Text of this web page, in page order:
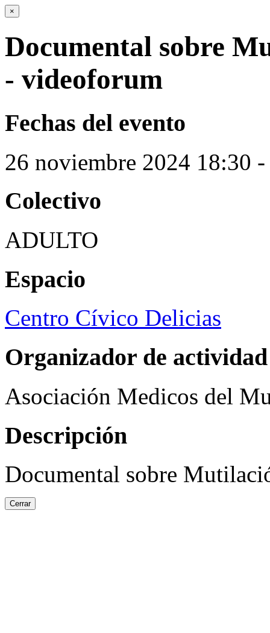
×
Documental sobre
- videoforum
Fechas del evento
26 noviembre 2024 18:30
Colectivo
ADULTO
Espacio
Centro Cívico Delicias
Organizador de actividad
Asociación Medicos del
Descripción
Documental sobre
Cerrar